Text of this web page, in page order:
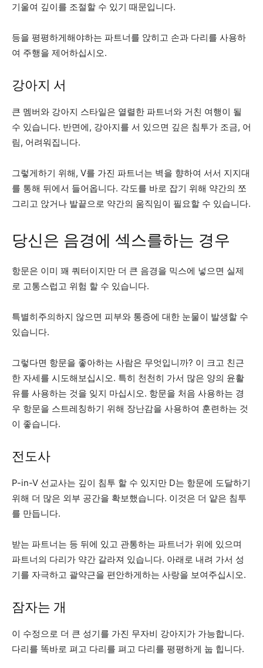
기울여 깊이를 조절할 수 있기 때문입니다.
등을 평평하게해야하는 파트너를 앉히고 손과 다리를 사용하
여 주행을 제어하십시오.
강아지 서
큰 멤버와 강아지 스타일은 열렬한 파트너와 거친 여행이 될
수 있습니다. 반면에, 강아지를 서 있으면 깊은 침투가 조금, 어
림, 어려워집니다.
그렇게하기 위해, V를 가진 파트너는 벽을 향하여 서서 지지대
를 통해 뒤에서 들어옵니다. 각도를 바로 잡기 위해 약간의 쪼
그리고 앉거나 발끝으로 약간의 움직임이 필요할 수 있습니다.
당신은 음경에 섹스를하는 경우
항문은 이미 꽤 쿼터이지만 더 큰 음경을 믹스에 넣으면 실제
로 고통스럽고 위험 할 수 있습니다.
특별히주의하지 않으면 피부와 통증에 대한 눈물이 발생할 수
있습니다.
그렇다면 항문을 좋아하는 사람은 무엇입니까? 이 크고 친근
한 자세를 시도해보십시오. 특히 천천히 가서 많은 양의 윤활
유를 사용하는 것을 잊지 마십시오. 항문을 처음 사용하는 경
우 항문을 스트레칭하기 위해 장난감을 사용하여 훈련하는 것
이 좋습니다.
전도사
P-in-V 선교사는 깊이 침투 할 수 있지만 D는 항문에 도달하기
위해 더 많은 외부 공간을 확보했습니다. 이것은 더 얕은 침투
를 만듭니다.
받는 파트너는 등 뒤에 있고 관통하는 파트너가 위에 있으며
파트너의 다리가 약간 갈라져 있습니다. 아래로 내려 가서 성
기를 자극하고 괄약근을 편안하게하는 사랑을 보여주십시오.
잠자는 개
이 수정으로 더 큰 성기를 가진 무자비 강아지가 가능합니다.
다리를 똑바로 펴고 다리를 펴고 다리를 평평하게 눕 힙니다.